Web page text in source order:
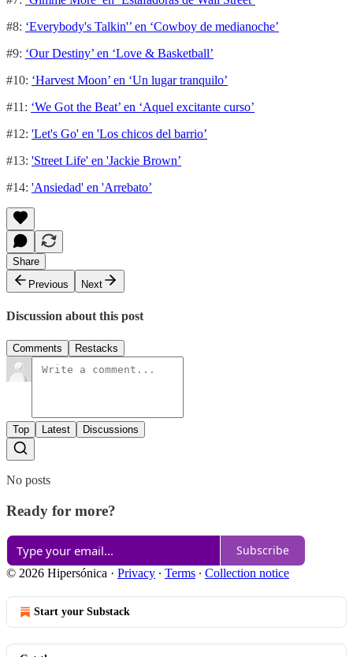
#8: ‘Everybody's Talkin'’ en ‘Cowboy de medianoche’
#9: ‘Our Destiny’ en ‘Love & Basketball’
#10: ‘Harvest Moon’ en ‘Un lugar tranquilo’
#11: ‘We Got the Beat’ en ‘Aquel excitante curso’
#12: 'Let's Go' en 'Los chicos del barrio’
#13: 'Street Life' en 'Jackie Brown’
#14: 'Ansiedad' en 'Arrebato’
Share
Previous
Next
Discussion about this post
Comments Restacks
Top Latest Discussions
No posts
Ready for more?
Subscribe
© 2026 Hipersónica · Privacy ∙ Terms ∙ Collection notice
Start your Substack